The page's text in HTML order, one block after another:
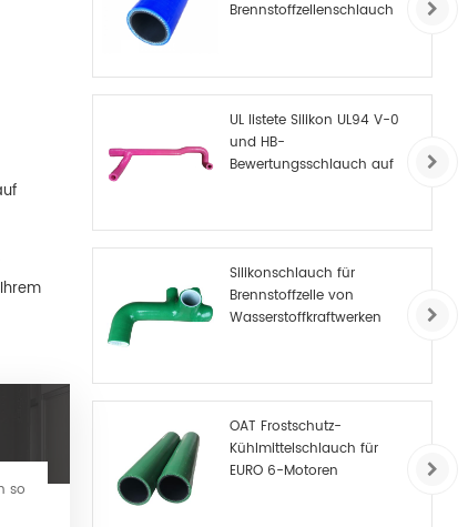
so
Brennstoffzellenschlauch
UL listete Silikon UL94 V-0
und HB-
Bewertungsschlauch auf
Silikonschlauch für
Brennstoffzelle von
Wasserstoffkraftwerken
OAT Frostschutz-
Kühlmittelschlauch für
EURO 6-Motoren